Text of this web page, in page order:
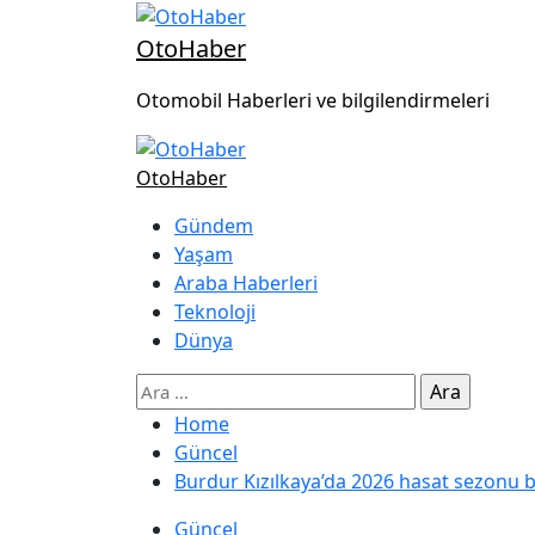
OtoHaber
Otomobil Haberleri ve bilgilendirmeleri
OtoHaber
Gündem
Yaşam
Araba Haberleri
Teknoloji
Dünya
Home
Güncel
Burdur Kızılkaya’da 2026 hasat sezonu
Güncel